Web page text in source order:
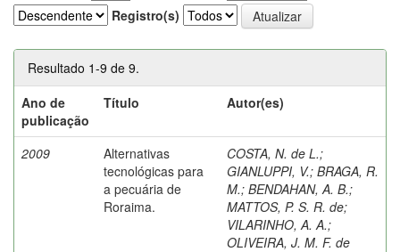
Registro(s)
Resultado 1-9 de 9.
Ano de
publicação
Título Autor(es)
2009
Alternativas
tecnológicas para
a pecuária de
Roraima.
COSTA, N. de L.;
GIANLUPPI, V.; BRAGA, R.
M.; BENDAHAN, A. B.;
MATTOS, P. S. R. de;
VILARINHO, A. A.;
OLIVEIRA, J. M. F. de